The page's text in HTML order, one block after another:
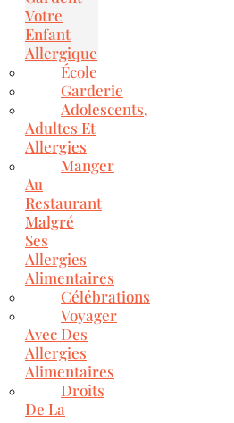
Votre
Enfant
Allergique
École
Garderie
Adolescents,
Adultes Et
Allergies
Manger
Au
Restaurant
Malgré
Ses
Allergies
Alimentaires
Célébrations
Voyager
Avec Des
Allergies
Alimentaires
Droits
De La